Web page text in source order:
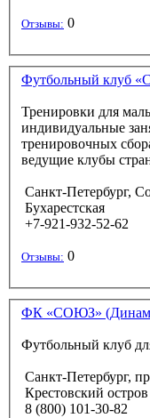
Отзывы: 0
Футбольный клуб
Тренировки для
индивидуальные
тренировочных
ведущие клубы
Санкт-Петербург,
Бухарестская
+7-921-932-52-62
Отзывы: 0
ФК «СОЮЗ»
Футбольный клуб
Санкт-Петербург,
Крестовский остров
8 (800) 101-30-82